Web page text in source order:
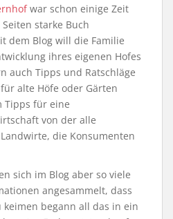
war schon einige Zeit
starke Buch
dem Blog will die Familie
ihres eigenen Hofes
auch Tipps und Ratschläge
alte Höfe oder Gärten
Tipps für eine
von der alle
die Konsumenten
sich im Blog aber so viele
angesammelt, dass
begann all das in ein